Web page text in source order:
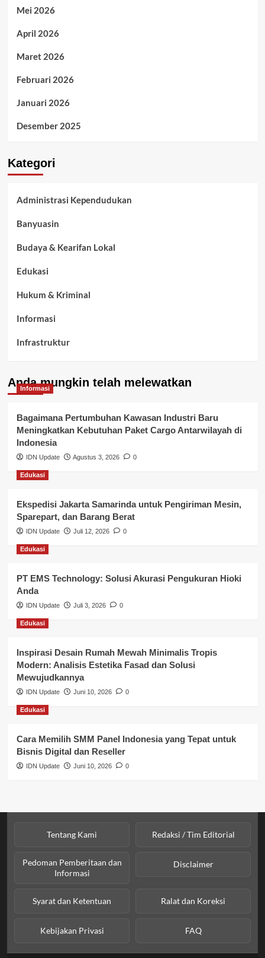
Mei 2026
April 2026
Maret 2026
Februari 2026
Januari 2026
Desember 2025
Kategori
Administrasi Kependudukan
Banyuasin
Budaya & Kearifan Lokal
Edukasi
Hukum & Kriminal
Informasi
Infrastruktur
Kepegawaian & ASN Banyuasin
Kesehatan
Keuangan
Lalu Lintas
Layanan Publik Kabupaten Banyuasin
Nasional
Pemerintahan
Pendidikan
Perbankan & Keuangan
Perpajakan & Keuangan
Profil Wilayah Banyuasin
Sosial & Budaya
Sosial & Kesejahteraan
Anda mungkin telah melewatkan
Informasi
Bagaimana Pertumbuhan Kawasan Industri Baru
Meningkatkan Kebutuhan Paket Cargo Antarwilayah di
Indonesia
IDN Update Agustus 3, 2026 0
Edukasi
Ekspedisi Jakarta Samarinda untuk Pengiriman Mesin,
Sparepart, dan Barang Berat
IDN Update Juli 12, 2026 0
Edukasi
PT EMS Technology: Solusi Akurasi Pengukuran Hioki
Anda
IDN Update Juli 3, 2026 0
Edukasi
Inspirasi Desain Rumah Mewah Minimalis Tropis
Modern: Analisis Estetika Fasad dan Solusi
Mewujudkannya
IDN Update Juni 10, 2026 0
Edukasi
Cara Memilih SMM Panel Indonesia yang Tepat untuk
Bisnis Digital dan Reseller
IDN Update Juni 10, 2026 0
Tentang Kami Redaksi / Tim Editorial
Pedoman Pemberitaan dan
Informasi
Disclaimer
Syarat dan Ketentuan Ralat dan Koreksi
Kebijakan Privasi FAQ